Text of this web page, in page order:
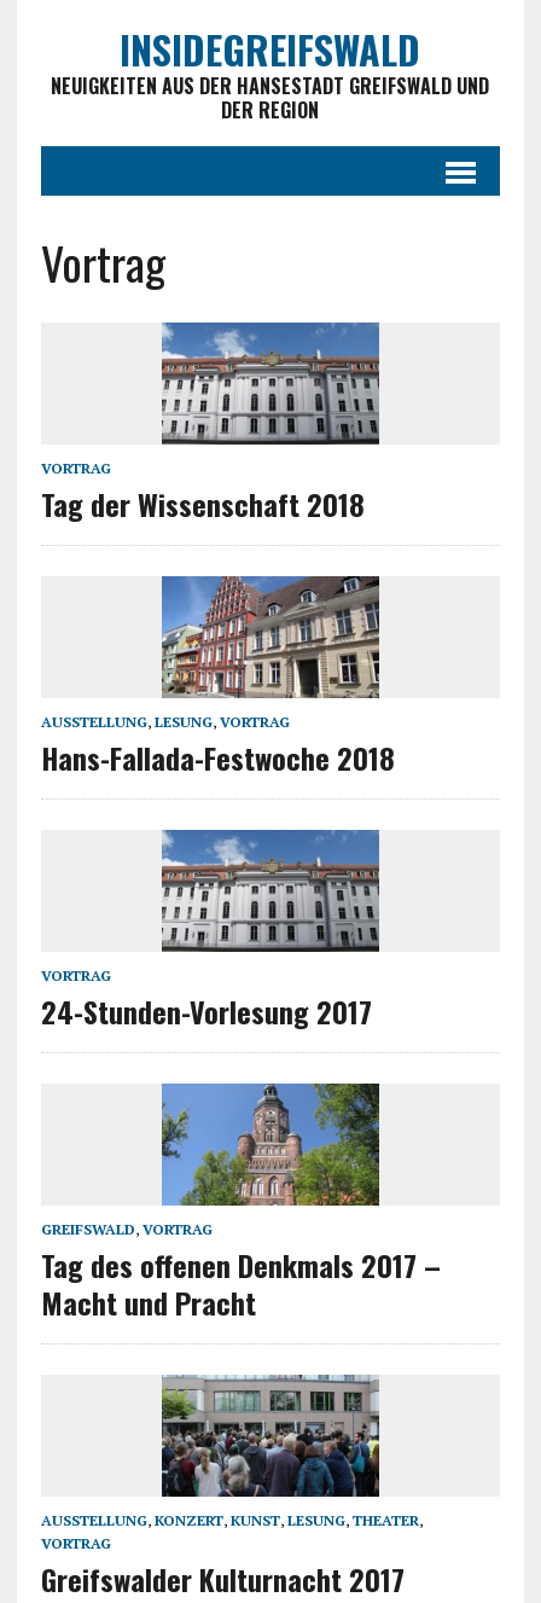
INSIDEGREIFSWALD
NEUIGKEITEN AUS DER HANSESTADT GREIFSWALD UND
DER REGION
Vortrag
VORTRAG
Tag der Wissenschaft 2018
AUSSTELLUNG, LESUNG, VORTRAG
Hans-Fallada-Festwoche 2018
VORTRAG
24-Stunden-Vorlesung 2017
GREIFSWALD, VORTRAG
Tag des offenen Denkmals 2017 –
Macht und Pracht
AUSSTELLUNG, KONZERT, KUNST, LESUNG, THEATER,
VORTRAG
Greifswalder Kulturnacht 2017